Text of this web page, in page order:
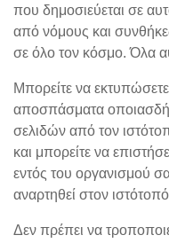
που δημοσιεύεται σε
από νόμους και
σε όλο τον κόσμο. Όλα
Μπορείτε να
αποσπάσματα
σελιδών από τον
και μπορείτε να
εντός του οργανισμού
αναρτηθεί στον
Δεν πρέπει να